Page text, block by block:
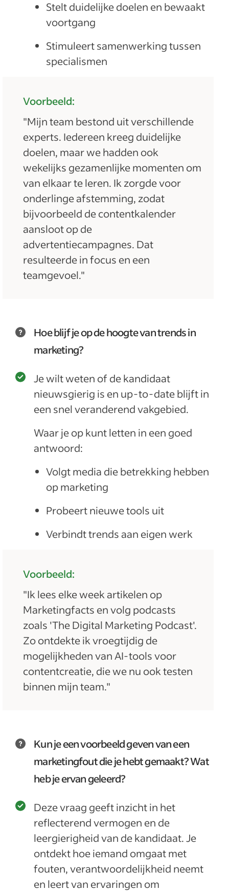
Stelt duidelijke doelen en bewaakt
voortgang
Stimuleert samenwerking tussen
specialismen
Voorbeeld:
"Mijn team bestond uit verschillende
experts. Iedereen kreeg duidelijke
doelen, maar we hadden ook
wekelijks gezamenlijke momenten om
van elkaar te leren. Ik zorgde voor
onderlinge afstemming, zodat
bijvoorbeeld de contentkalender
aansloot op de
advertentiecampagnes. Dat
resulteerde in focus en een
teamgevoel."
Hoe blijf je op de hoogte van trends in
marketing?
Je wilt weten of de kandidaat
nieuwsgierig is en up-to-date blijft in
een snel veranderend vakgebied.
Waar je op kunt letten in een goed
antwoord:
Volgt media die betrekking hebben
op marketing
Probeert nieuwe tools uit
Verbindt trends aan eigen werk
Voorbeeld:
"Ik lees elke week artikelen op
Marketingfacts en volg podcasts
zoals 'The Digital Marketing Podcast'.
Zo ontdekte ik vroegtijdig de
mogelijkheden van AI-tools voor
contentcreatie, die we nu ook testen
binnen mijn team."
Kun je een voorbeeld geven van een
marketingfout die je hebt gemaakt? Wat
heb je ervan geleerd?
Deze vraag geeft inzicht in het
reflecterend vermogen en de
leergierigheid van de kandidaat. Je
ontdekt hoe iemand omgaat met
fouten, verantwoordelijkheid neemt
en leert van ervaringen om